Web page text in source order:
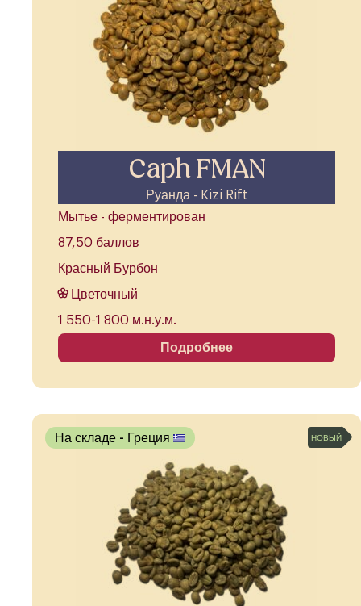
Caph FMAN
Руанда - Kizi Rift
Мытье - ферментирован
87,50 баллов
Красный Бурбон
Цветочный
1 550-1 800 м.н.у.м.
Подробнее
На складе - Греция НОВЫЙ